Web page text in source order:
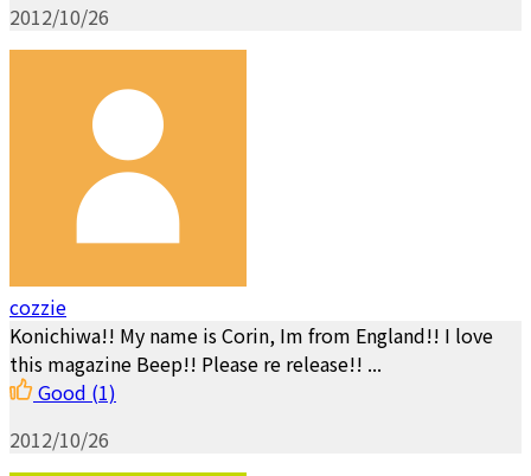
2012/10/26
cozzie
Konichiwa!! My name is Corin, Im from England!! I love
this magazine Beep!! Please re release!! ...
Good (1)
2012/10/26